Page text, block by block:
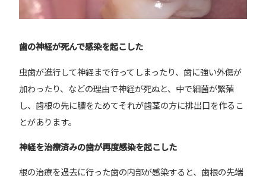
歯の神経が死んで感染を起こした
虫歯が進行して神経まで行ってしまったり、歯に強い外傷が
加わったり、などの理由で神経が死ぬと、中で細菌が繁殖
し、歯根の先に膿をためてそれが歯茎の方に排出口を作るこ
とがあります。
神経を治療済みの歯が再度感染を起こした
根の治療を過去に行った歯の内部が感染すると、歯根の先端